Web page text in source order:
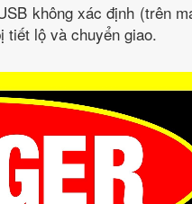
không xác định (trên
tiết lộ và chuyển giao.